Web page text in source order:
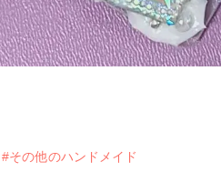
#その他のハンドメイド